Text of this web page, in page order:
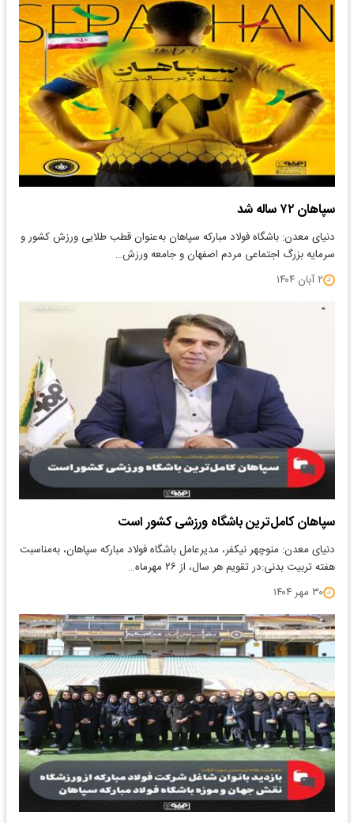
سپاهان ۷۲ ساله شد
دنیای معدن: باشگاه فولاد مبارکه سپاهان به‌عنوان قطب طلایی ورزش کشور و
سرمایه بزرگ اجتماعی مردم اصفهان و جامعه ورزش…
۲ آبان ۱۴۰۴
سپاهان کامل‌ترین باشگاه ورزشی کشور است
دنیای معدن: منوچهر نیکفر، مدیرعامل باشگاه فولاد مبارکه سپاهان، به‌مناسبت
هفته تربیت بدنی:در تقویم هر سال، از ۲۶ مهرماه…
۳۰ مهر ۱۴۰۴